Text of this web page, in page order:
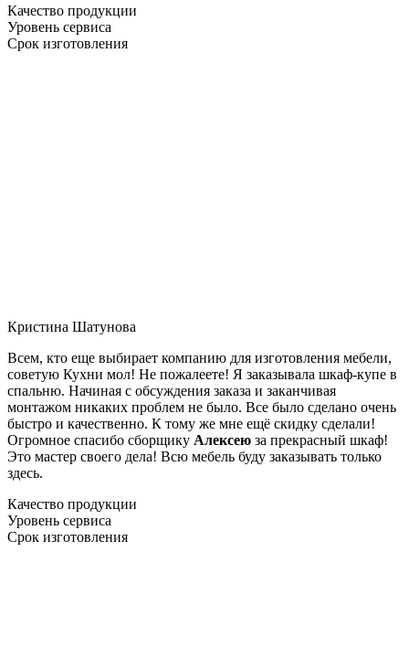
Качество продукции
Уровень сервиса
Срок изготовления
Кристина Шатунова
Всем, кто еще выбирает компанию для изготовления мебели,
советую Кухни мол! Не пожалеете! Я заказывала шкаф-купе в
спальню. Начиная с обсуждения заказа и заканчивая
монтажом никаких проблем не было. Все было сделано очень
быстро и качественно. К тому же мне ещё скидку сделали!
Огромное спасибо сборщику Алексею за прекрасный шкаф!
Это мастер своего дела! Всю мебель буду заказывать только
здесь.
Качество продукции
Уровень сервиса
Срок изготовления